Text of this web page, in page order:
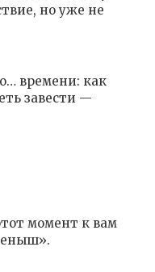
но уже не
времени: как
завести —
момент к вам